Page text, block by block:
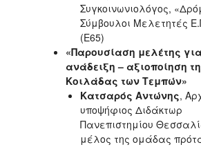
Συγκοινωνιολόγος,
Σύμβουλοι Μελετητές
(Ε65)
«Παρουσίαση μελέτης
ανάδειξη – αξιοποίηση
Κοιλάδας των Τεμπών»
Κατσαρός Αντώνης,
υποψήφιος Διδάκτωρ
Πανεπιστημίου
μέλος της ομάδας